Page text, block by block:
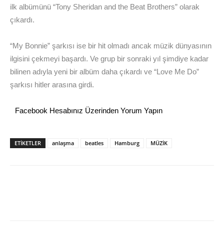
ilk albümünü “Tony Sheridan and the Beat Brothers” olarak
çıkardı.
“My Bonnie” şarkısı ise bir hit olmadı ancak müzik dünyasının
ilgisini çekmeyi başardı. Ve grup bir sonraki yıl şimdiye kadar
bilinen adıyla yeni bir albüm daha çıkardı ve “Love Me Do”
şarkısı hitler arasına girdi.
Facebook Hesabınız Üzerinden Yorum Yapın
ETİKETLER anlaşma beatles Hamburg MÜZİK